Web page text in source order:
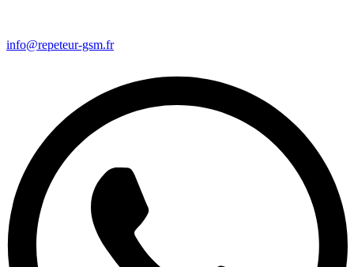
info@repeteur-gsm.fr